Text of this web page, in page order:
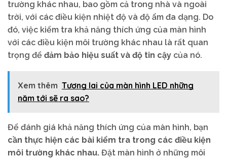
trường khác nhau, bao gồm cả trong nhà và ngoài
trời, với các điều kiện nhiệt độ và độ ẩm đa dạng. Do
đó, việc kiểm tra khả năng thích ứng của màn hình
với các điều kiện môi trường khác nhau là rất quan
trọng để đảm bảo hiệu suất và độ tin cậy của nó.
Xem thêm Tương lai của màn hình LED những
năm tới sẽ ra sao?
Để đánh giá khả năng thích ứng của màn hình, bạn
cần thực hiện các bài kiểm tra trong các điều kiện
môi trường khác nhau. Đặt màn hình ở những môi